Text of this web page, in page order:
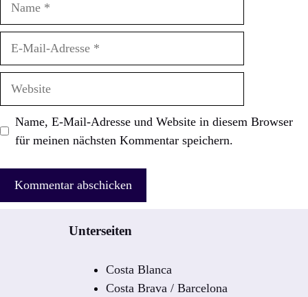
Adresse
Name, E-Mail-Adresse und Website in diesem Browser
für meinen nächsten Kommentar speichern.
Unterseiten
Costa Blanca
Costa Brava / Barcelona